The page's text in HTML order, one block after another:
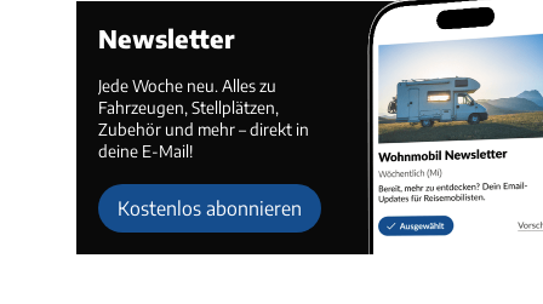
Newsletter
Jede Woche neu. Alles zu
Fahrzeugen, Stellplätzen,
Zubehör und mehr – direkt in
deine E-Mail!
Kostenlos abonnieren